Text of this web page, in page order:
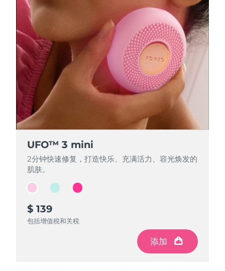
UFO™ 3 mini
2分钟快速修复，打造快乐、充满活力、容光焕发的
肌肤。
$ 139
包括增值税和关税
添加
UFO™ 3 mini
2分钟快速修复，打造快乐、充满活力、容光焕发的
肌肤。
$ 139
包括增值税和关税
添加
UFO™ 3 mini
2分钟快速修复，打造快乐、充满活力、容光焕发的
肌肤。
$ 139
包括增值税和关税
添加
越南 预计送达日期 8/18/26